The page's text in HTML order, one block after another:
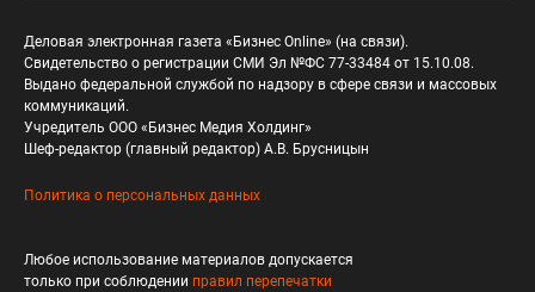
Деловая электронная газета «Бизнес Online» (на связи).
Свидетельство о регистрации СМИ Эл №ФС 77-33484 от 15.10.08.
Выдано федеральной службой по надзору в сфере связи и массовых
коммуникаций.
Учредитель ООО «Бизнес Медия Холдинг»
Шеф-редактор (главный редактор) А.В. Брусницын
Политика о персональных данных
Любое использование материалов допускается
только при соблюдении правил перепечатки